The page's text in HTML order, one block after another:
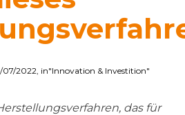
07/2022, in"Innovation & Investition"
das für